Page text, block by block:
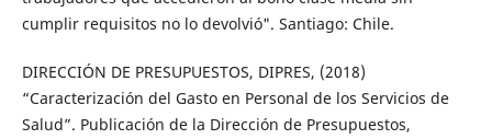
cumplir requisitos no lo devolvió". Santiago: Chile.
DIRECCIÓN DE PRESUPUESTOS, DIPRES, (2018)
“Caracterización del Gasto en Personal de los Servicios de
Salud”. Publicación de la Dirección de Presupuestos,